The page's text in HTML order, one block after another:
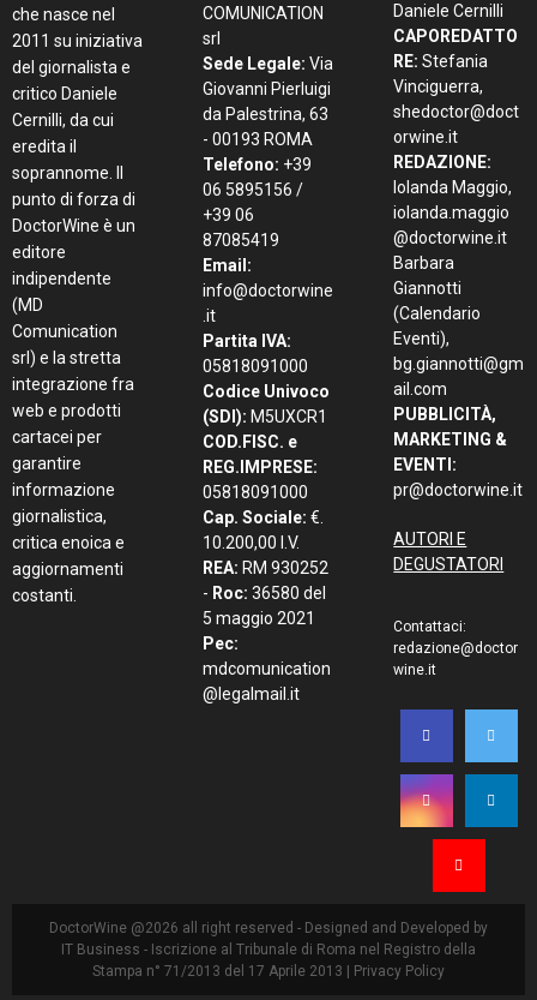
che nasce nel
2011 su iniziativa
del giornalista e
critico Daniele
Cernilli, da cui
eredita il
soprannome. Il
punto di forza di
DoctorWine è un
editore
indipendente
(MD
Comunication
srl) e la stretta
integrazione fra
web e prodotti
cartacei per
garantire
informazione
giornalistica,
critica enoica e
aggiornamenti
costanti.
COMUNICATION
srl
Sede Legale: Via
Giovanni Pierluigi
da Palestrina, 63
- 00193 ROMA
Telefono: +39
06 5895156 /
+39 06
87085419
Email:
info@doctorwine
.it
Partita IVA:
05818091000
Codice Univoco
(SDI): M5UXCR1
COD.FISC. e
REG.IMPRESE:
05818091000
Cap. Sociale: €.
10.200,00 I.V.
REA: RM 930252
- Roc: 36580 del
5 maggio 2021
Pec:
mdcomunication
@legalmail.it
Daniele Cernilli
CAPOREDATTO
RE: Stefania
Vinciguerra,
shedoctor@doct
orwine.it
REDAZIONE:
Iolanda Maggio,
iolanda.maggio
@doctorwine.it
Barbara
Giannotti
(Calendario
Eventi),
bg.giannotti@gm
ail.com
PUBBLICITÀ,
MARKETING &
EVENTI:
pr@doctorwine.it
AUTORI E
DEGUSTATORI
Contattaci:
redazione@doctor
wine.it
DoctorWine @2026 all right reserved - Designed and Developed by
IT Business - Iscrizione al Tribunale di Roma nel Registro della
Stampa n° 71/2013 del 17 Aprile 2013 |
Privacy Policy